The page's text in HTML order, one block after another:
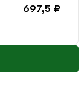
697,5 ₽